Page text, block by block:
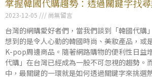
掌握韓國代購趨勢：透過關鍵字找
2023-12-05 尚無留言
台灣的網購愛好者們，當我們談到「韓國代購
想到的是令人心動的韓國時尚、美妝產品，或
K-pop周邊商品。隨著網路購物的便利性日益
代購」在台灣已經成為一股不可忽視的趨勢。
中，最關鍵的一環就是如何透過關鍵字來挑選